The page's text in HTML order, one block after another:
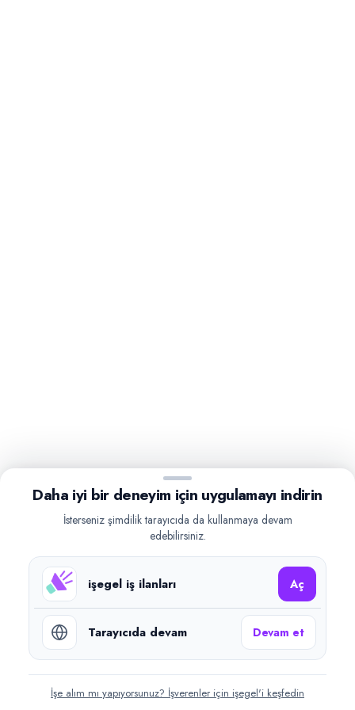
Daha iyi bir deneyim için uygulamayı indirin
İsterseniz şimdilik tarayıcıda da kullanmaya devam
edebilirsiniz.
işegel iş ilanları Aç
Tarayıcıda devam Devam et
İşe alım mı yapıyorsunuz? İşverenler için işegel'i keşfedin